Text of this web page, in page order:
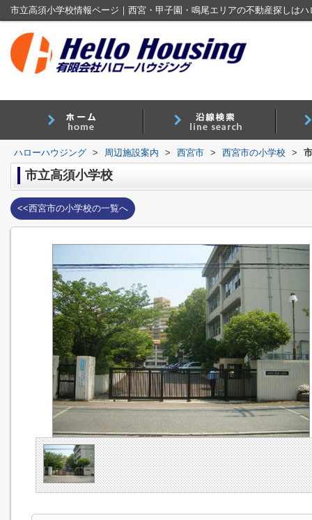
市立高須小学校情報ページ｜西宮・甲子園・鳴尾エリアの不動産探しは
ハローハウジング > 周辺施設案内 > 西宮市 > 西宮市の小学校 >
市立高須小学校
<<西宮市の小学校の一覧へ